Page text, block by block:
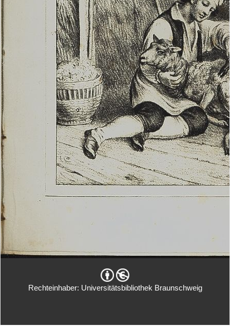
Rechteinhaber: Universitätsbibliothek Braunschweig